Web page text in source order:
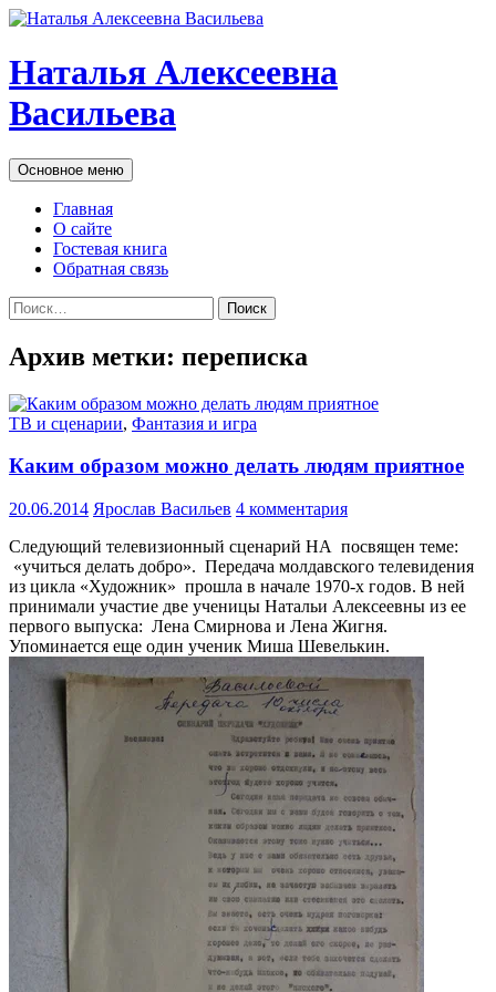
Наталья Алексеевна
Васильева
Поиск
Основное меню Перейти
к
Главная
О сайте
Гостевая книга
Обратная связь
Найти:
Архив метки: переписка
ТВ и сценарии, Фантазия и игра
Каким образом можно делать людям приятное
20.06.2014 Ярослав Васильев 4 комментария
Следующий телевизионный сценарий НА посвящен теме:
«учиться делать добро». Передача молдавского телевидения
из цикла «Художник» прошла в начале 1970-х годов. В ней
принимали участие две ученицы Натальи Алексеевны из ее
первого выпуска: Лена Смирнова и Лена Жигня.
Упоминается еще один ученик Миша Шевелькин.